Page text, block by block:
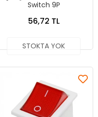
Switch 9P
56,72 TL
STOKTA YOK